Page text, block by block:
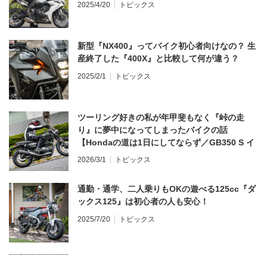
2025/4/20 トピックス
新型『NX400』ってバイク初心者向けなの？ 生
産終了した『400X』と比較して何が違う？
2025/2/1 トピックス
ツーリング好きの私が年甲斐もなく『峠の走
り』に夢中になってしまったバイクの話
【Hondaの道は1日にしてならず／GB350 S イ
ンプレ・レビュー 前編】
2026/3/1 トピックス
通勤・通学、二人乗りもOKの遊べる125cc『ダ
ックス125』は初心者の人も安心！
2025/7/20 トピックス